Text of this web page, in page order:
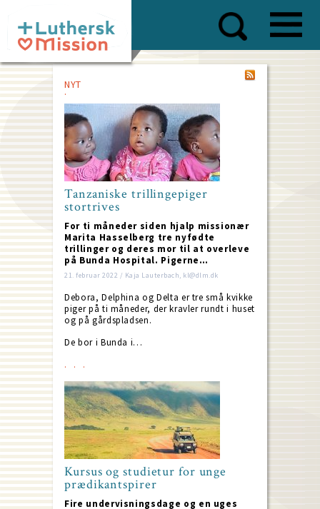
main
content
NYT
Tanzaniske trillingepiger
stortrives
For ti måneder siden hjalp missionær
Marita Hasselberg tre nyfødte
trillinger og deres mor til at overleve
på Bunda Hospital. Pigerne…
21. februar 2022 / Kaja Lauterbach, kl@dlm.dk
Debora, Delphina og Delta er tre små kvikke
piger på ti måneder, der kravler rundt i huset
og på gårdspladsen.
De bor i Bunda i…
Kursus og studietur for unge
prædikantspirer
Fire undervisningsdage og en uges